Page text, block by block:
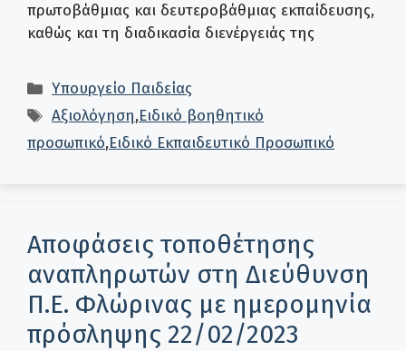
πρωτοβάθμιας και δευτεροβάθμιας εκπαίδευσης,
καθώς και τη διαδικασία διενέργειάς της
Κατηγορίες
Υπουργείο Παιδείας
Ετικέτες
Αξιολόγηση,Ειδικό βοηθητικό
προσωπικό,Ειδικό Εκπαιδευτικό Προσωπικό
Αποφάσεις τοποθέτησης
αναπληρωτών στη Διεύθυνση
Π.Ε. Φλώρινας με ημερομηνία
πρόσληψης 22/02/2023